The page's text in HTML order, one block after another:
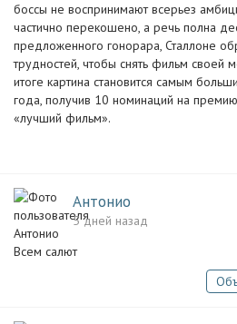
боссы не воспринимают всерьез
частично перекошено, а речь полна
предложенного гонорара, Сталлоне
трудностей, чтобы снять фильм своей
итоге картина становится самым
года, получив 10 номинаций на
«лучший фильм».
Антонио
5 дней назад
Всем салют